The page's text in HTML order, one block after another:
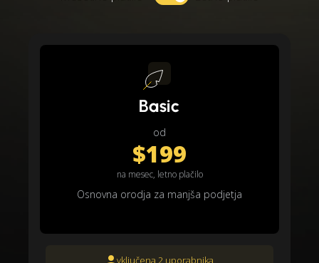
Basic
od
$199
na mesec, letno plačilo
Osnovna orodja za manjša podjetja
vključena 2 uporabnika